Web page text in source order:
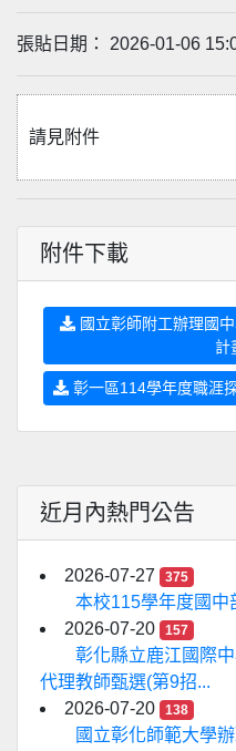
張貼日期： 2026-01-06
請見附件
附件下載
國立彰師附工辦理國
計
彰一區114學年度職涯
近月內熱門公告
2026-07-27 375
本校115學年度國中
2026-07-20
157
彰化縣立鹿江國際
代理教師甄選(第9招...
2026-07-20
138
國立彰化師範大學